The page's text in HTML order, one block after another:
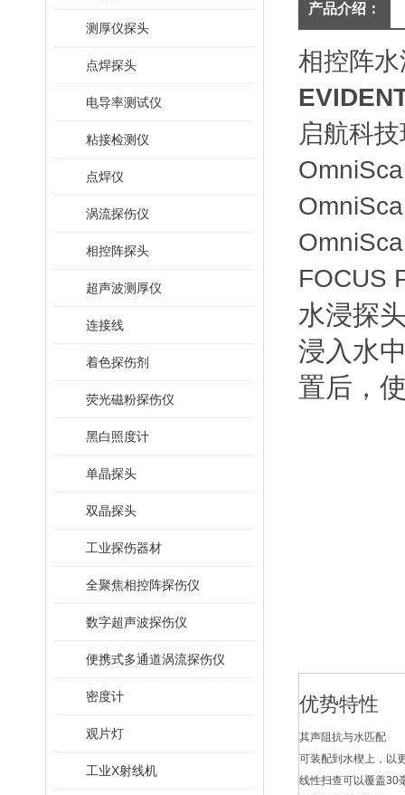
测厚仪探头
点焊探头
电导率测试仪
粘接检测仪
点焊仪
涡流探伤仪
相控阵探头
超声波测厚仪
连接线
着色探伤剂
荧光磁粉探伤仪
黑白照度计
单晶探头
双晶探头
工业探伤器材
全聚焦相控阵探伤仪
数字超声波探伤仪
便携式多通道涡流探伤仪
密度计
观片灯
工业X射线机
产品介绍：
相控阵
启航科
FOCUS
水浸探
浸入水
置后，
优势特性
其声阻抗与水匹配
可装配到水楔上，以
线性扫查可以覆盖30